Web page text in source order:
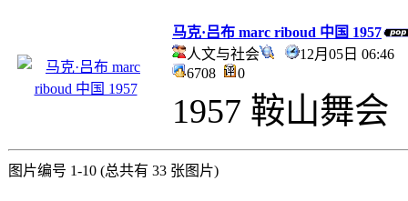
马克·吕布 marc riboud 中国 1957
人文与社会
12月05日 06:46
6708
0
1957 鞍山舞会
图片编号 1-10 (总共有 33 张图片)